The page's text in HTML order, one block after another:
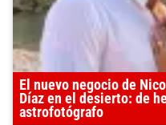
El nuevo negocio de
Díaz en el desierto: de
astrofotógrafo